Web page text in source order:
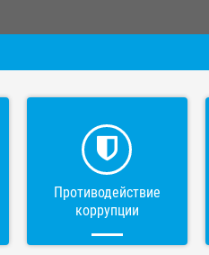
Противодействие
коррупции